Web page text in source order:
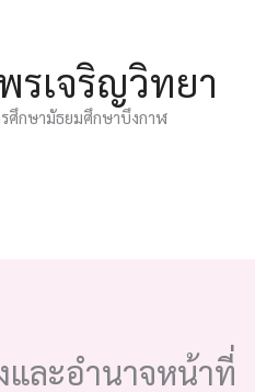
รเจริญวิทยา
ศึกษามัธยมศึกษาบึงกาฬ
และอำนาจหน้าที่